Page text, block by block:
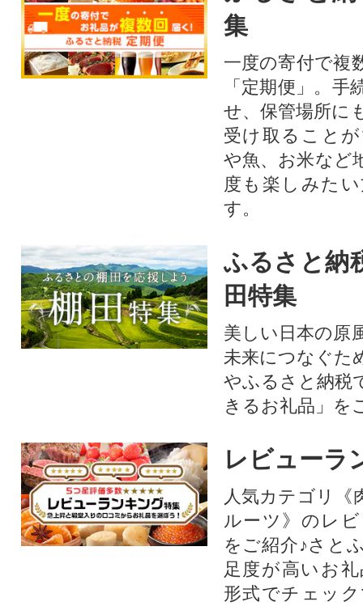
集
一度の寄付で複
「定期便」。
せ、保管場所に
受け取ること
や魚、お米など
度も楽しみた
す。
ふるさと納
田特集
美しい日本の原
未来につなぐた
やふるさと納税
きるお礼品」を
レビューラ
人気カテゴリ《
ルーツ》のレ
をご紹介♪さと
足度が高いお
形式でチェッ